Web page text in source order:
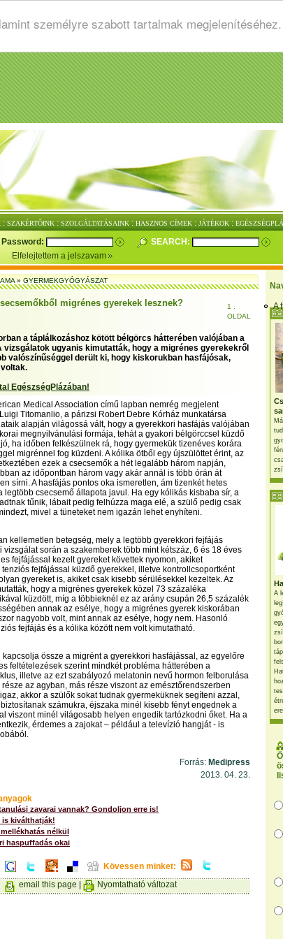
személyre szabott tartalmak
: SZAKÉRTŐINK : SZOLGÁLTATÁSAINK : HASZNOS CÍMEK : JÁTÉKOK :
Password:
SEARCH:
Elfelejtettem a jelszavam
A
A
»GYERMEKGYÓGYÁSZAT
migrénes gyerekek lesznek?
1 .
OLDAL
a táplálkozáshoz kötött bélgörcs hátterében valójában a
vizsgálatok ugyanis kimutatták, hogy a migrénes gyerekekről
valószínűséggel derült ki, hogy kiskorukban hasfájósak,
EgészségPlázában!
Medical Association című lapban nemrég megjelent
Titomanlio, a párizsi Robert Debre Kórház munkatársa
alapján világossá vált, hogy a gyerekkori hasfájás valójában
megnyilvánulási formája, tehát a gyakori bélgörccsel küzdő
ha időben felkészülnek rá, hogy gyermekük tizenéves korára
migrénnel fog küzdeni. A kólika ötből egy újszülöttet érint, az
ezek a csecsemők a hét legalább három napján,
az időpontban három vagy akár annál is több órán át
sírni. A hasfájás pontos oka ismeretlen, ám tizenkét hetes
legtöbb csecsemő állapota javul. Ha egy kólikás kisbaba sír, a
tűnik, lábait pedig felhúzza maga elé, a szülő pedig csak
mivel a tüneteket nem igazán lehet enyhíteni.
kellemetlen betegség, mely a legtöbb gyerekkori fejfájás
vizsgálat során a szakemberek több mint kétszáz, 6 és 18 éves
fejfájással kezelt gyereket követtek nyomon, akiket
fejfájással küzdő gyerekkel, illetve kontrollcsoportként
gyereket is, akiket csak kisebb sérülésekkel kezeltek. Az
hogy a migrénes gyerekek közel 73 százaléka
küzdött, míg a többieknél ez az arány csupán 26,5 százalék
annak az esélye, hogy a migrénes gyerek kiskorában
nagyobb volt, mint annak az esélye, hogy nem. Hasonló
fejfájás és a kólika között nem volt kimutatható.
kapcsolja össze a migrént a gyerekkori hasfájással, az egyelőre
feltételezések szerint mindkét probléma hátterében a
illetve az ezt szabályozó melatonin nevű hormon felborulása
az agyban, más része viszont az emésztőrendszerben
akkor a szülők sokat tudnak gyermeküknek segíteni azzal,
számukra, éjszaka minél kisebb fényt engednek a
viszont minél világosabb helyen engedik tartózkodni őket. Ha a
érdemes a zajokat – például a televízió hangját - is
Forrás: Medipress
2013. 04. 23.
zavarai vannak? Gondoljon erre is!
is kiválthatják!
nélkül
haspuffadás okai
Kövessen minket:
email this page
Nyomtatható változat